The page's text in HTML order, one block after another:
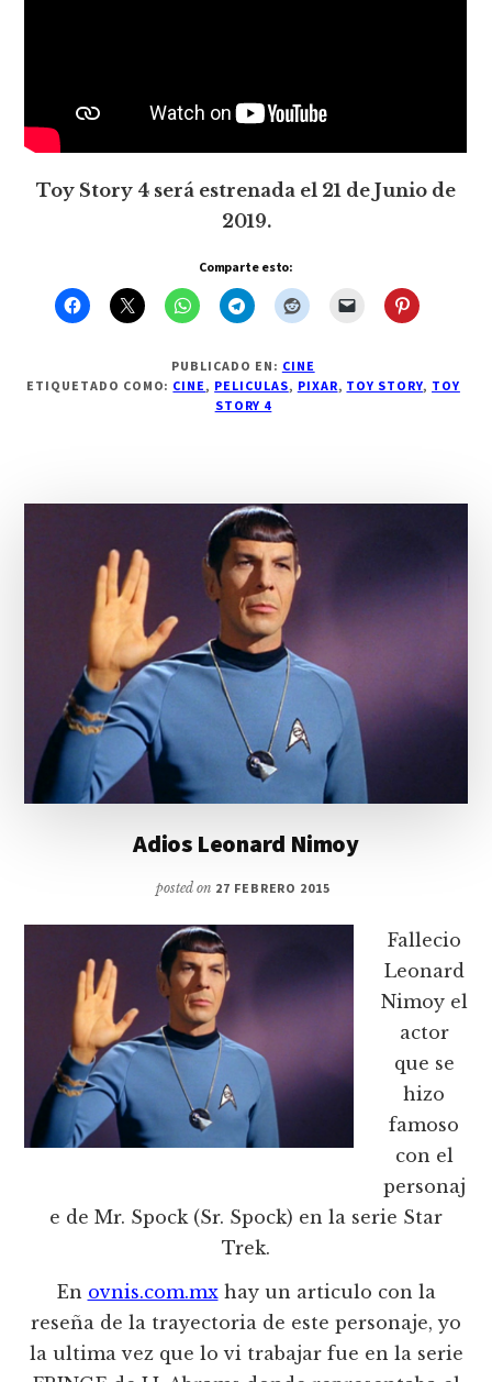
Toy Story 4 será estrenada el 21 de Junio de
2019.
Comparte esto:
PUBLICADO EN: CINE
ETIQUETADO COMO: CINE, PELICULAS, PIXAR, TOY STORY, TOY
STORY 4
Adios Leonard Nimoy
posted on 27 FEBRERO 2015
Fallecio
Leonard
Nimoy el
actor
que se
hizo
famoso
con el
personaj
e de Mr. Spock (Sr. Spock) en la serie Star
Trek.
En ovnis.com.mxhay un articulo con la
reseña de la trayectoria de este personaje, yo
la ultima vez que lo vi trabajar fue en la serie